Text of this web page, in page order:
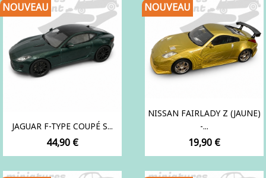
JAGUAR F-TYPE COUPÉ S...
Prix
44,90 €
NOUVEAU
NISSAN FAIRLADY Z (JAUNE)
-...
Prix
19,90 €
NOUVEAU